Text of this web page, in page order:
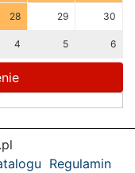
28 29 30
4 5 6
Regulamin